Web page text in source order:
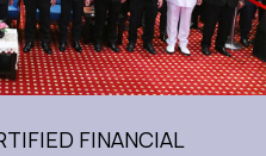
FINANCIAL